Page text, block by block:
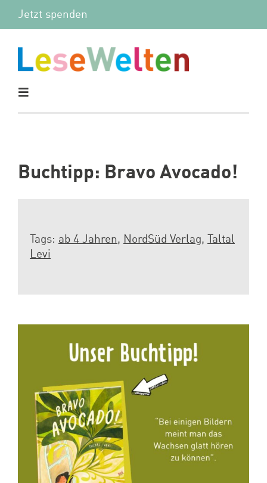
Zum
Jetzt spenden
Toggle
Vor Ort
Wir
Projekte
Buchtipp: Bravo Avocado!
Tags: ab 4 Jahren, NordSüd Verlag,
Taltal
Levi